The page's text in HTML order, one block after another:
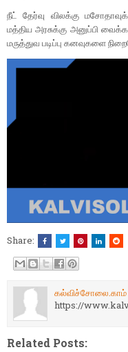
நீட் தேர்வு விலக்கு
மத்திய அரசுக்கு அனுப்பி
மருத்துவ படிப்பு கனவுகளை
Share:
கல்விச்சோலை.காம்
https://
Related Posts: